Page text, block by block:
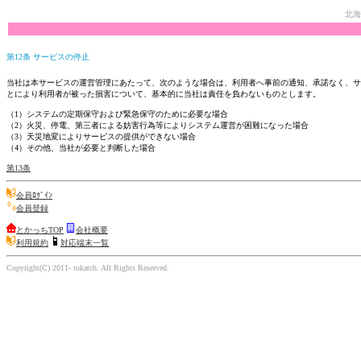
北
第12条 サービスの停止
当社は本サービスの運営管理にあたって、次のような場合は、利用者へ事前の通知、承諾なく
とにより利用者が被った損害について、基本的に当社は責任を負わないものとします。
（1）システムの定期保守および緊急保守のために必要な場合
（2）火災、停電、第三者による妨害行為等によりシステム運営が困難になった場合
（3）天災地変によりサービスの提供ができない場合
（4）その他、当社が必要と判断した場合
第13条
会員ﾛｸﾞｲﾝ
会員登録
とかっちTOP
会社概要
利用規約
対応端末一覧
Copyright(C) 2011- tokatch. All Rights Reserved.